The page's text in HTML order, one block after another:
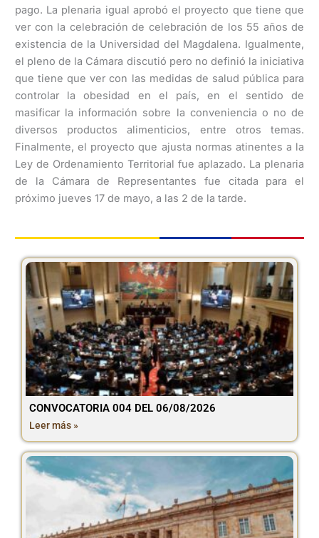
pago. La plenaria igual aprobó el proyecto que tiene que
ver con la celebración de celebración de los 55 años de
existencia de la Universidad del Magdalena. Igualmente,
el pleno de la Cámara discutió pero no definió la iniciativa
que tiene que ver con las medidas de salud pública para
controlar la obesidad en el país, en el sentido de
masificar la información sobre la conveniencia o no de
diversos productos alimenticios, entre otros temas.
Finalmente, el proyecto que ajusta normas atinentes a la
Ley de Ordenamiento Territorial fue aplazado. La plenaria
de la Cámara de Representantes fue citada para el
próximo jueves 17 de mayo, a las 2 de la tarde.
CONVOCATORIA 004 DEL 06/08/2026
Leer más »